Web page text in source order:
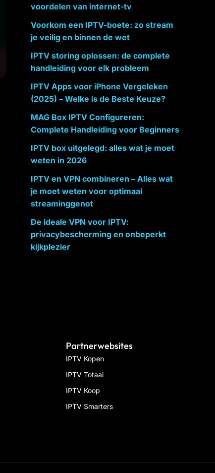
voordelen van internet-tv
Voorkom een IPTV-boete: zo stream
je veilig en binnen de wet
IPTV storing oplossen: de complete
handleiding voor elk probleem
IPTV Apps voor iPhone Vergeleken
(2025) – Welke is de Beste Keuze?
MAG Box IPTV Configureren:
Complete Handleiding voor Beginners
IPTV box uitgelegd: alles wat je moet
weten in 2026
IPTV en VPN combineren – Alles wat
je moet weten voor optimaal
streaminggenot
De ideale VPN voor IPTV:
privacybescherming en onbeperkt
kijkplezier
Partnerwebsites
IPTV Kopen
IPTV Totaal
IPTV Koop
IPTV Smarters